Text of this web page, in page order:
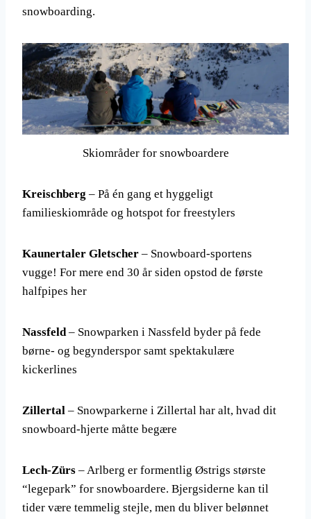
snowboarding.
Skiområder for snowboardere
Kreischberg – På én gang et hyggeligt
familieskiområde og hotspot for freestylers
Kaunertaler Gletscher – Snowboard-sportens
vugge! For mere end 30 år siden opstod de første
halfpipes her
Nassfeld– Snowparken i Nassfeld byder på fede
børne- og begynderspor samt spektakulære
kickerlines
Zillertal – Snowparkerne i Zillertal har alt, hvad dit
snowboard-hjerte måtte begære
Lech-Zürs – Arlberg er formentlig Østrigs største
“legepark” for snowboardere. Bjergsiderne kan til
tider være temmelig stejle, men du bliver belønnet